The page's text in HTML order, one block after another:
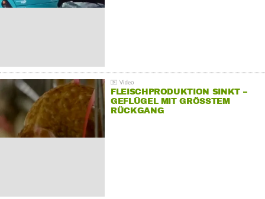
FLEISCHPRODUKTION SINKT –
GEFLÜGEL MIT GRÖSSTEM R
ÜCKGANG